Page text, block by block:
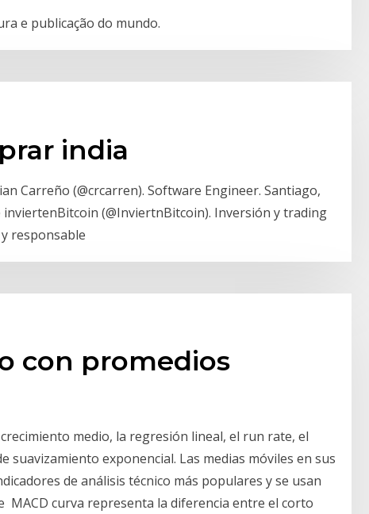
e publicação do mundo.
india
Carreño (@crcarren). Software Engineer. Santiago,
(@InviertnBitcoin). Inversión y trading
responsable
con promedios
medio, la regresión lineal, el run rate, el
suavizamiento exponencial. Las medias móviles en sus
de análisis técnico más populares y se usan
MACD curva representa la diferencia entre el corto